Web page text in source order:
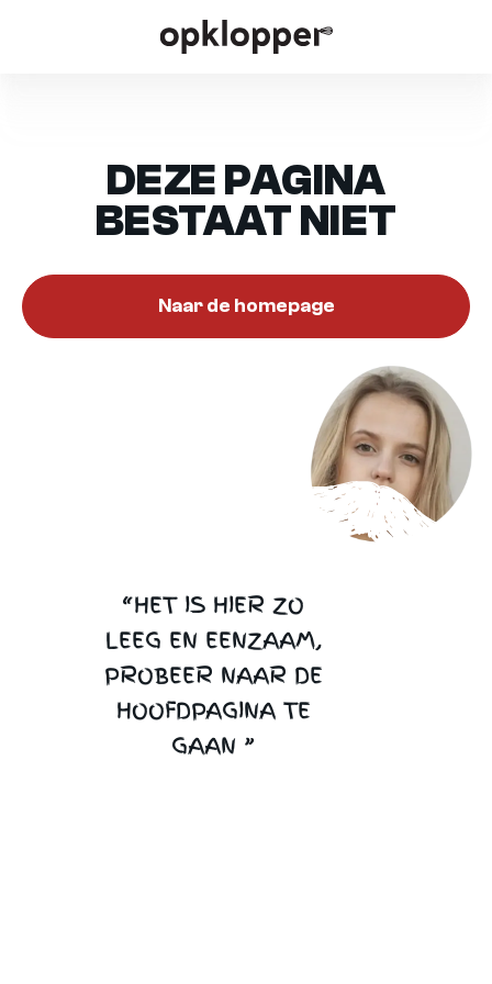
DEZE PAGINA
BESTAAT NIET
“HET IS HIER ZO
LEEG EN EENZAAM,
PROBEER NAAR DE
HOOFDPAGINA TE
GAAN ”
Naar de homepage